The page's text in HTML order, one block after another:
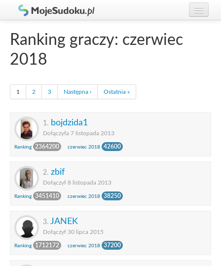
Gracze
Ranking graczy: czerwiec
2018
1 2 3 Następna › Ostatnia »
1. bojdzida1
Dołączyła 7 listopada 2013
Ranking 2364200 czerwiec 2018 42600
2. zbif
Dołączył 8 listopada 2013
Ranking 3451410 czerwiec 2018 38250
3. JANEK
Dołączył 30 lipca 2015
Ranking 1712172 czerwiec 2018 37200